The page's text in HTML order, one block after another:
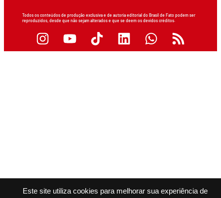
Este site utiliza cookies para melhorar sua experiência de
Todos os conteúdos de produção exclusiva e de autoria editorial do Brasil de Fato podem ser
reproduzidos, desde que não sejam alterados e que se deem os devidos créditos.